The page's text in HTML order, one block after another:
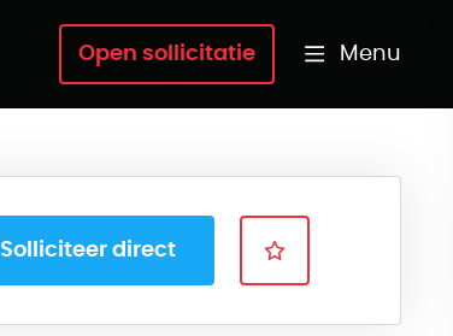
Open sollicitatie Menu
Solliciteer direct